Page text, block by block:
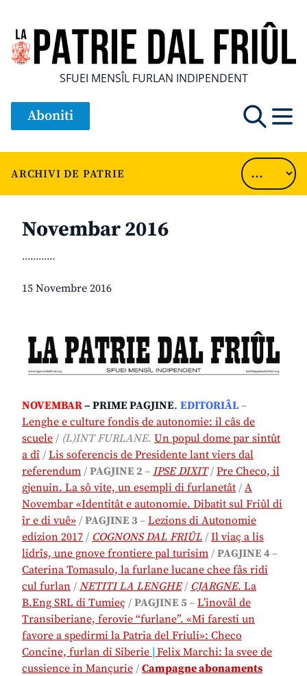
SFUEI MENSÎL FURLAN INDIPENDENT
Aboniti
ARCHIVI DE PATRIE
Novembar 2016
............
15 Novembre 2016
NOVEMBAR– PRIME PAGJINE. EDITORIÂL –
Lenghe e culture fondis de autonomie: il câs de
scuele / (L)INT FURLANE. Un popul dome par sintût
a dî / Lis soferencis de Presidente lant viers dal
referendum / PAGJINE 2 – IPSE DIXIT / Pre Checo, il
gjenuin. La sô vite, un esempli di furlanetât / A
Novembar «Identitât e autonomie. Dibatit sul Friûl di
îr e di vuê» / PAGJINE 3 – Lezions di Autonomie
edizion 2017 / COGNONS DAL FRIÛL / Il viaç a lis
lidrîs, une gnove frontiere pal turisim / PAGJINE 4–
Caterina Tomasulo, la furlane lucane chee fâs ridi
cul furlan / NETITI LA LENGHE/ CJARGNE. La
B.Eng SRL di Tumieç / PAGJINE 5 – L’inovâl de
Transiberiane, ferovie “furlane”. «Mi faresti un
favore a spedirmi la Patria del Friuli»: Checo
Concine, furlan di Siberie | Felix Marchi: la svee de
cussience in Mançurie / Campagne abonaments